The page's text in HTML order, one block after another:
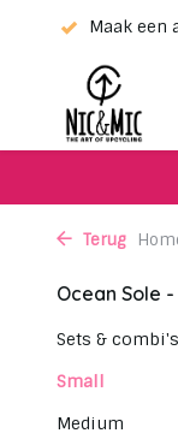
Kies je
Terug
Ocean Sole
Sets & combi's
Small
Medium